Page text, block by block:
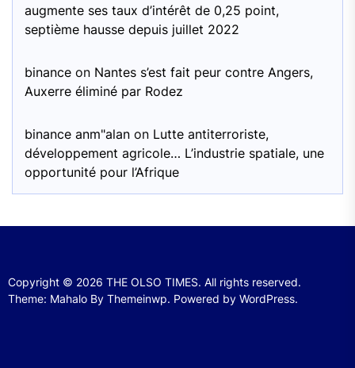
augmente ses taux d’intérêt de 0,25 point,
septième hausse depuis juillet 2022
binance on Nantes s’est fait peur contre Angers,
Auxerre éliminé par Rodez
binance anm"alan on Lutte antiterroriste,
développement agricole… L’industrie spatiale, une
opportunité pour l’Afrique
Copyright © 2026 THE OLSO TIMES. All rights reserved.
Theme: Mahalo By Themeinwp. Powered by WordPress.